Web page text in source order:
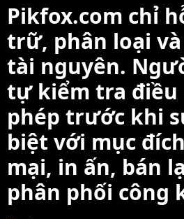
Pikfox.com chỉ
trữ, phân loại
tài nguyên.
tự kiểm tra điều
phép trước khi
biệt với mục
mại, in ấn, bán
phân phối công